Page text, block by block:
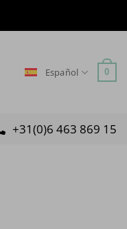
Español 0
+31(0)6 463 869 15